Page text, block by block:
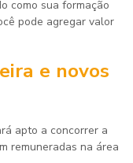
como sua formação
pode agregar valor
e novos
apto a concorrer a
remuneradas na área